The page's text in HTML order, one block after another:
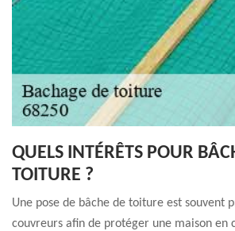
QUELS INTÉRÊTS POUR
TOITURE ?
Une pose de bâche de toiture est souvent
couvreurs afin de protéger une maison en